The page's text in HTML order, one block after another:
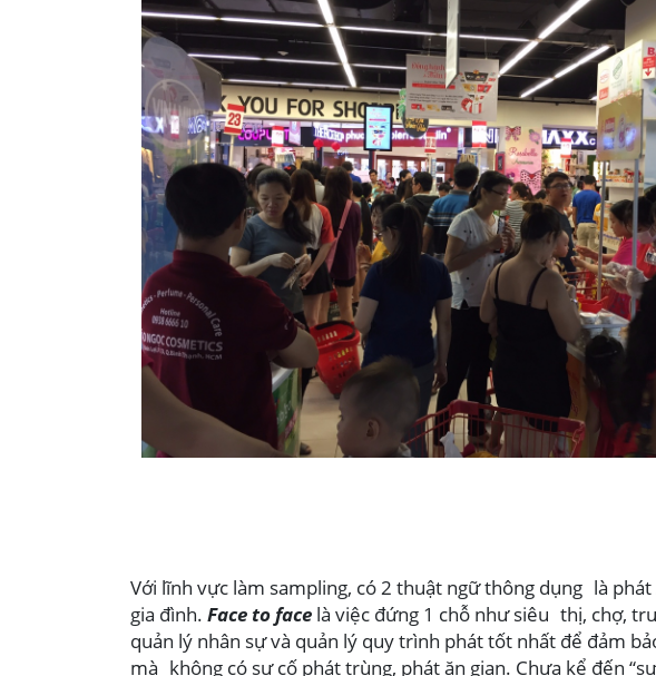
Với lĩnh vực làm sampling, có 2 thuật ngữ thông dụng là phát
gia đình. Face to face là việc đứng 1 chỗ như siêu thị, chợ,
quản lý nhân sự và quản lý quy trình phát tốt nhất để đảm
mà không có sự cố phát trùng, phát ăn gian. Chưa kể đến